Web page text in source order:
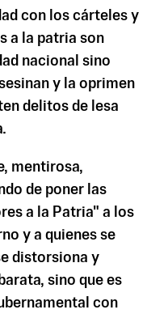
con los cárteles y
a la patria son
nacional sino
y la oprimen
delitos de lesa
mentirosa,
de poner las
a la Patria" a los
y a quienes se
distorsiona y
sino que es
con